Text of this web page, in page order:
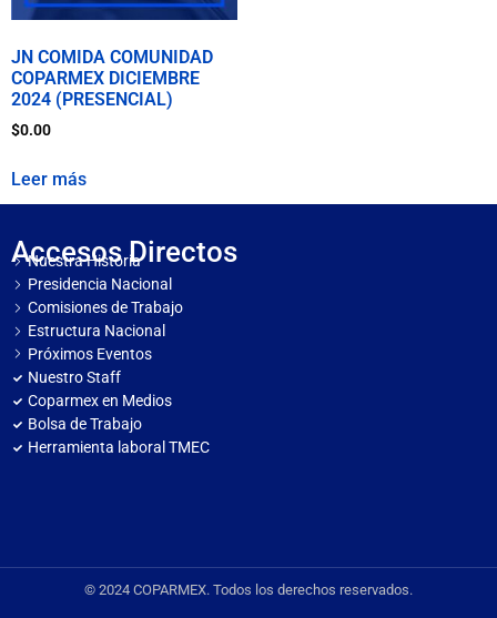
JN COMIDA COMUNIDAD
COPARMEX DICIEMBRE
2024 (PRESENCIAL)
$0.00
Leer más
Accesos Directos
Nuestra Historia
Presidencia Nacional
Comisiones de Trabajo
Estructura Nacional
Próximos Eventos
Nuestro Staff
Coparmex en Medios
Bolsa de Trabajo
Herramienta laboral TMEC
© 2024 COPARMEX. Todos los derechos reservados.